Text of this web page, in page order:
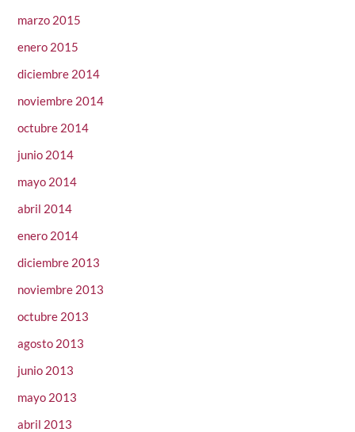
marzo 2015
enero 2015
diciembre 2014
noviembre 2014
octubre 2014
junio 2014
mayo 2014
abril 2014
enero 2014
diciembre 2013
noviembre 2013
octubre 2013
agosto 2013
junio 2013
mayo 2013
abril 2013